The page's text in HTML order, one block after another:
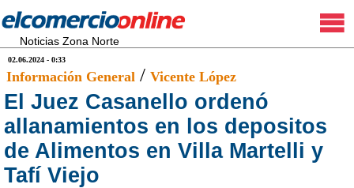
Noticias Zona Norte
02.06.2024 - 0:33
Información General / Vicente López
El Juez Casanello ordenó
allanamientos en los depositos
de Alimentos en Villa Martelli y
Tafí Viejo